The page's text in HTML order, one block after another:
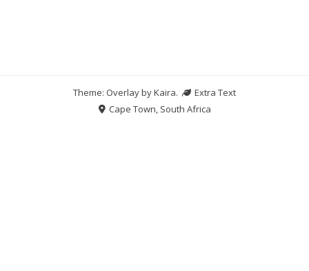
Theme: Overlay byKaira.
Extra Text
Cape Town, South Africa